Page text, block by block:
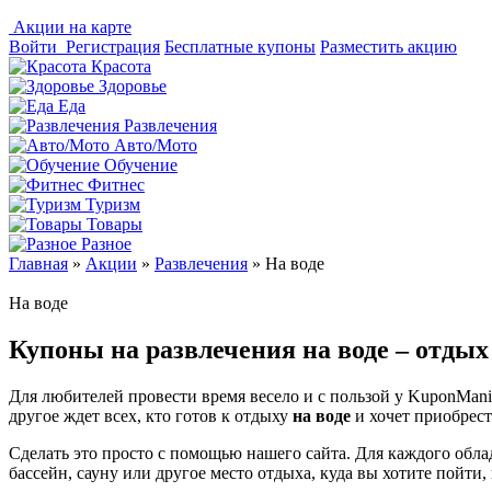
Акции на карте
Войти Регистрация Бесплатные купоны Разместить акцию
Красота
Здоровье
Еда
Развлечения
Авто/Мото
Обучение
Фитнес
Туризм
Товары
Разное
Главная » Акции » Развлечения » На воде
На воде
Купоны на развлечения на воде –
Для любителей провести время весело и с пользой у
другое ждет всех, кто готов к отдыху на воде и хочет
Сделать это просто с помощью нашего сайта. Для каждого
бассейн, сауну или другое место отдыха, куда вы хотите